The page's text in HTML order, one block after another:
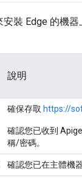
裝 Edge 的機
說明
確保存取 https://
確認您已收到
稱/密碼。
確認您已在主體機